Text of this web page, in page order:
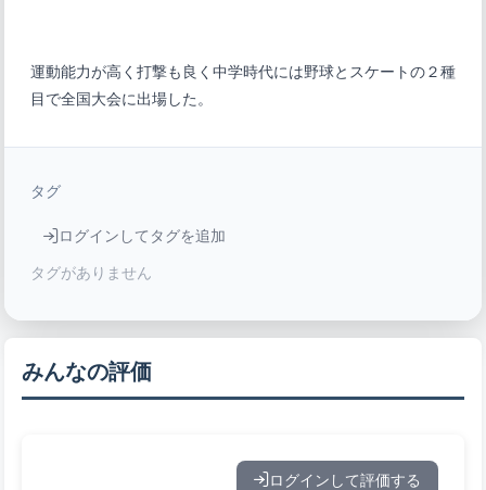
運動能力が高く打撃も良く中学時代には野球とスケートの２種
目で全国大会に出場した。
タグ
ログインしてタグを追加
タグがありません
みんなの評価
ログインして評価する